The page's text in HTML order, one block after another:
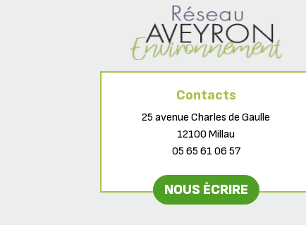
Contacts
25 avenue Charles de Gaulle
12100 Millau
05 65 61 06 57
NOUS ÉCRIRE